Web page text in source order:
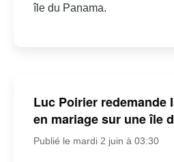
île du Panama.
Luc Poirier redemande
en mariage sur une île
Publié le mardi 2 juin à 03:30